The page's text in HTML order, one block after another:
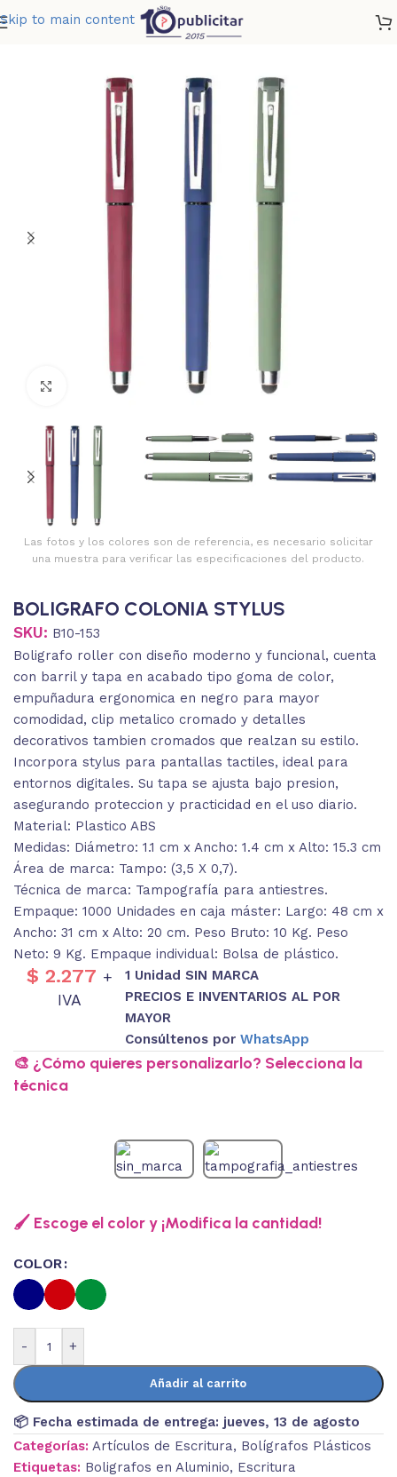
Skip to main content
BOLIGRAFO COLONIA STYLUS
Clic para ampliar
Las fotos y los colores son de referencia, es necesario solicitar
una muestra para verificar las especificaciones del producto.
BOLIGRAFO COLONIA STYLUS
SKU: B10-153
Boligrafo roller con diseño moderno y funcional, cuenta
con barril y tapa en acabado tipo goma de color,
empuñadura ergonomica en negro para mayor
comodidad, clip metalico cromado y detalles
decorativos tambien cromados que realzan su estilo.
Incorpora stylus para pantallas tactiles, ideal para
entornos digitales. Su tapa se ajusta bajo presion,
asegurando proteccion y practicidad en el uso diario.
Material: Plastico ABS
Medidas: Diámetro: 1.1 cm x Ancho: 1.4 cm x Alto: 15.3 cm
Área de marca: Tampo: (3,5 X 0,7).
Técnica de marca: Tampografía para antiestres.
Empaque: 1000 Unidades en caja máster: Largo: 48 cm x
Ancho: 31 cm x Alto: 20 cm. Peso Bruto: 10 Kg. Peso
Neto: 9 Kg. Empaque individual: Bolsa de plástico.
$ 2.277 +
IVA
1 Unidad SIN MARCA
PRECIOS E INVENTARIOS AL POR
MAYOR
Consúltenos porWhatsApp
🎨 ¿Cómo quieres personalizarlo? Selecciona la
técnica
🖌️ Escoge el color y ¡Modifica la cantidad!
COLOR
- +
Añadir al carrito
📦 Fecha estimada de entrega: jueves, 13 de agosto
Categorías: Artículos de Escritura, Bolígrafos Plásticos
Etiquetas: Boligrafos en Aluminio, Escritura